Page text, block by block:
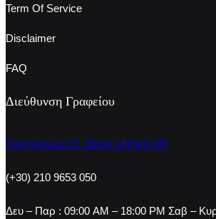
Term Of Service
Disclaimer
FAQ
Διεύθυνση Γραφείου
Τριπτολέμου 17, Βάρη | Αττική GR
(+30) 210 9653 050
Δευ – Παρ : 09:00 AM – 18:00 PM Σαβ –